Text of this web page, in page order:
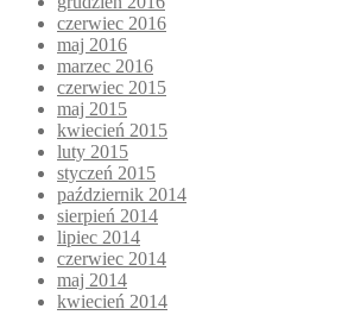
czerwiec 2016
maj 2016
marzec 2016
czerwiec 2015
maj 2015
kwiecień 2015
luty 2015
styczeń 2015
październik 2014
sierpień 2014
lipiec 2014
czerwiec 2014
maj 2014
kwiecień 2014